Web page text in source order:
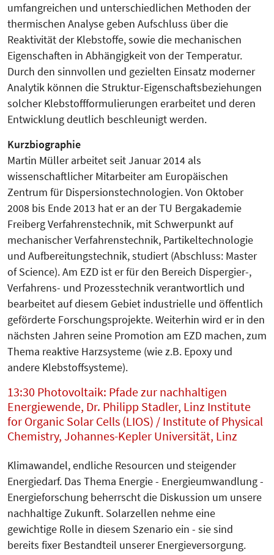
umfangreichen und unterschiedlichen Methoden der
thermischen Analyse geben Aufschluss über die
Reaktivität der Klebstoffe, sowie die mechanischen
Eigenschaften in Abhängigkeit von der Temperatur.
Durch den sinnvollen und gezielten Einsatz moderner
Analytik können die Struktur-Eigenschaftsbeziehungen
solcher Klebstoffformulierungen erarbeitet und deren
Entwicklung deutlich beschleunigt werden.
Kurzbiographie
Martin Müller arbeitet seit Januar 2014 als
wissenschaftlicher Mitarbeiter am Europäischen
Zentrum für Dispersionstechnologien. Von Oktober
2008 bis Ende 2013 hat er an der TU Bergakademie
Freiberg Verfahrenstechnik, mit Schwerpunkt auf
mechanischer Verfahrenstechnik, Partikeltechnologie
und Aufbereitungstechnik, studiert (Abschluss: Master
of Science). Am EZD ist er für den Bereich Dispergier-,
Verfahrens- und Prozesstechnik verantwortlich und
bearbeitet auf diesem Gebiet industrielle und öffentlich
geförderte Forschungsprojekte. Weiterhin wird er in den
nächsten Jahren seine Promotion am EZD machen, zum
Thema reaktive Harzsysteme (wie z.B. Epoxy und
andere Klebstoffsysteme).
13:30 Photovoltaik: Pfade zur nachhaltigen
Energiewende, Dr. Philipp Stadler, Linz Institute
for Organic Solar Cells (LIOS) / Institute of Physical
Chemistry, Johannes-Kepler Universität, Linz
Klimawandel, endliche Resourcen und steigender
Energiedarf. Das Thema Energie - Energieumwandlung -
Energieforschung beherrscht die Diskussion um unsere
nachhaltige Zukunft. Solarzellen nehme eine
gewichtige Rolle in diesem Szenario ein - sie sind
bereits fixer Bestandteil unserer Energieversorgung.